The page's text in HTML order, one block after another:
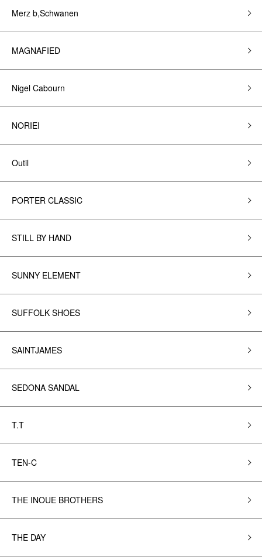
Merz b,Schwanen
MAGNAFIED
Nigel Cabourn
NORIEI
Outil
PORTER CLASSIC
STILL BY HAND
SUNNY ELEMENT
SUFFOLK SHOES
SAINTJAMES
SEDONA SANDAL
T.T
TEN-C
THE INOUE BROTHERS
THE DAY